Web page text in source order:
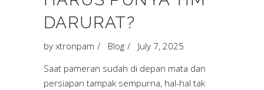
DARURAT?
by xtronpam Blog
July 7, 2025
Saat pameran sudah di depan mata dan
persiapan tampak sempurna, hal-hal tak